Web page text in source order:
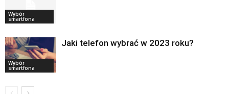
Wybór
smartfona
Wybór
smartfona
Jaki telefon wybrać w 2023 roku?